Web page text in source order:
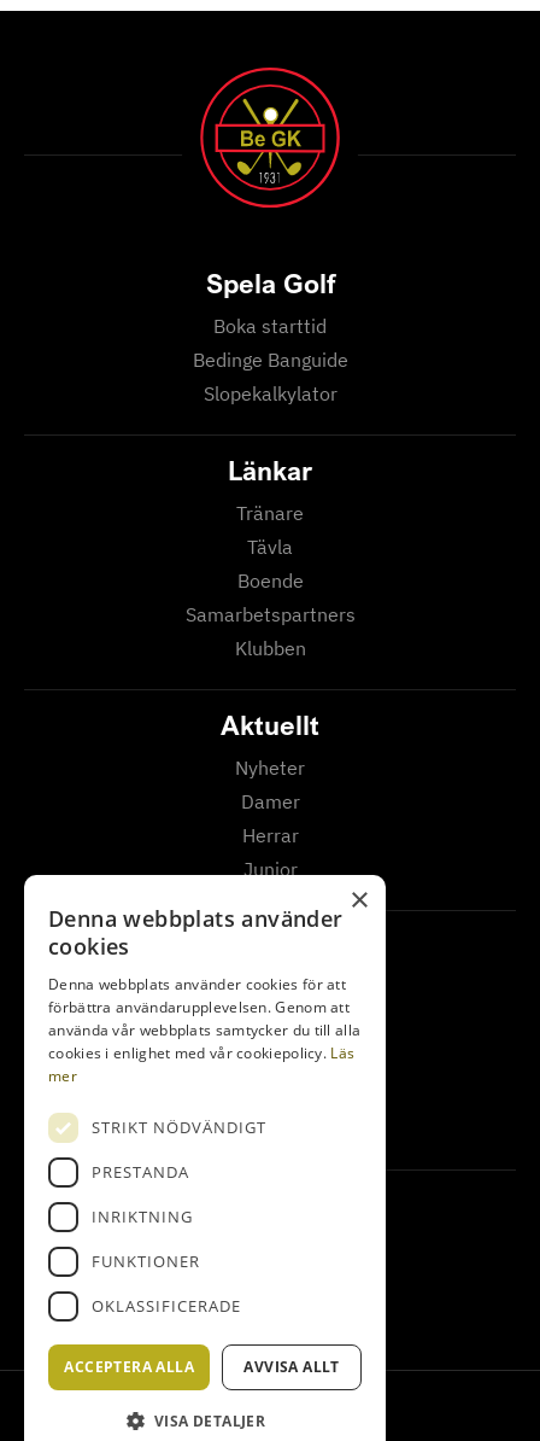
Spela Golf
Boka starttid
Bedinge Banguide
Slopekalkylator
Länkar
Tränare
Tävla
Boende
Samarbetspartners
Klubben
Aktuellt
Nyheter
Damer
Herrar
Junior
Bedinge Golfklubb
Golfbanevägen 10
231 75 Beddingestrand
info@bedingegk.se
Instagram
×
Denna webbplats använder
cookies
Denna webbplats använder cookies för att
förbättra användarupplevelsen. Genom att
använda vår webbplats samtycker du till alla
cookies i enlighet med vår cookiepolicy. Läs
mer
STRIKT NÖDVÄNDIGT
PRESTANDA
INRIKTNING
FUNKTIONER
OKLASSIFICERADE
ACCEPTERA ALLA AVVISA ALLT
VISA DETALJER